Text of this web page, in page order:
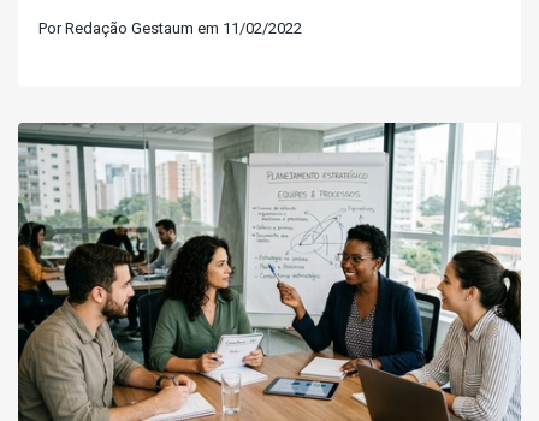
Por Redação Gestaum em 11/02/2022